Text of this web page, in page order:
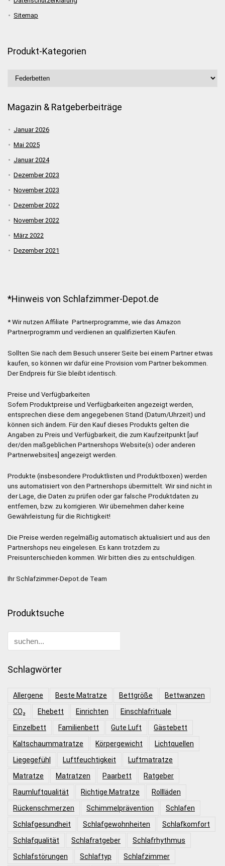
Sitemap
Produkt-Kategorien
Magazin & Ratgeberbeiträge
Januar 2026
Mai 2025
Januar 2024
Dezember 2023
November 2023
Dezember 2022
November 2022
März 2022
Dezember 2021
*Hinweis von Schlafzimmer-Depot.de
* Wir nutzen Affiliate Partnerprogramme, wie das Amazon
Partnerprogramm und verdienen an qualifizierten Käufen.
Sollten Sie nach dem Besuch unserer Seite bei einem Partner etwas
kaufen, so können wir dafür eine Provision vom Partner bekommen.
Der Endpreis für Sie bleibt identisch.
Preise und Verfügbarkeiten
Sofern Produktpreise und Verfügbarkeiten angezeigt werden,
entsprechen diese dem angegebenen Stand (Datum/Uhrzeit) und
können sich ändern. Für den Kauf dieses Produkts gelten die
Angaben zu Preis und Verfügbarkeit, die zum Kaufzeitpunkt [auf
der/den maßgeblichen Partnershops Website(s) oder anderen
Partnerwebsites] angezeigt werden.
Produkte (insbesondere Produktlisten und Produktboxen) werden
uns automatisiert von den Partnershops übermittelt. Wir sind nicht in
der Lage, die Daten zu prüfen oder gar falsche Produktdaten zu
entfernen, bzw. zu korrigieren. Wir übernehmen daher keine
Gewährleistung für die Richtigkeit!
Die Preise werden regelmäßig automatisch aktualisiert und aus den
Partnershops neu eingelesen. Es kann trotzdem zu
Preisunterschieden kommen. Wir bitten dies zu entschuldigen.
Ihr Schlafzimmer-Depot.de Team
Produktsuche
Schlagwörter
Allergene Beste Matratze Bettgröße
Bettwanzen
CO₂
Ehebett Einrichten
Einschlafrituale
Einzelbett
Familienbett Gute Luft
Gästebett
Kaltschaummatratze
Körpergewicht
Lichtquellen
Liegegefühl
Luftfeuchtigkeit
Luftmatratze
Matratze
Matratzen Paarbett
Ratgeber
Raumluftqualität
Richtige Matratze
Rollläden
Rückenschmerzen
Schimmelprävention
Schlafen
Schlafgesundheit
Schlafgewohnheiten
Schlafkomfort
Schlafqualität
Schlafratgeber
Schlafrhythmus
Schlafstörungen
Schlaftyp Schlafzimmer